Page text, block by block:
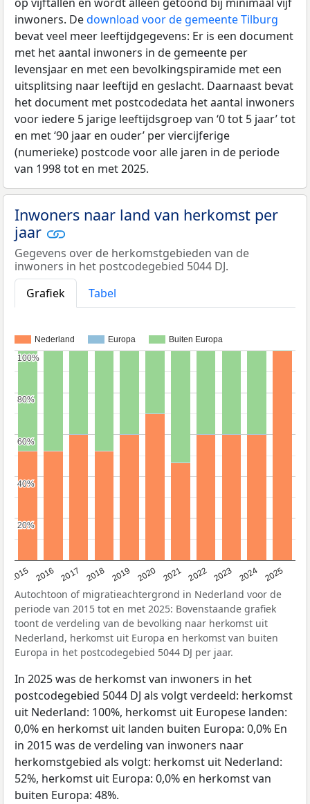
inwoners. Dedownload voor de gemeente Tilburg
bevat veel meer leeftijdgegevens: Er is een document
met het aantal inwoners in de gemeente per
levensjaar en met een bevolkingspiramide met een
uitsplitsing naar leeftijd en geslacht. Daarnaast bevat
het document met postcodedata het aantal inwoners
voor iedere 5 jarige leeftijdsgroep van ‘0 tot 5 jaar’ tot
en met ‘90 jaar en ouder’ per viercijferige
(numerieke) postcode voor alle jaren in de periode
van 1998 tot en met 2025.
Inwoners naar land van herkomst per
jaar
Gegevens over de herkomstgebieden van de
inwoners in het postcodegebied 5044 DJ.
Grafiek
Tabel
Nederland Europa Buiten Europa
2015 2016 2017 2018 2019 2020 2021 2022 2023 2024 2025
20%
20%
40%
40%
60%
60%
80%
80%
100%
100%
Autochtoon of migratieachtergrond in Nederland voor de
periode van 2015 tot en met 2025: Bovenstaande grafiek
toont de verdeling van de bevolking naar herkomst uit
Nederland, herkomst uit Europa en herkomst van buiten
Europa in het postcodegebied 5044 DJ per jaar.
In 2025 was de herkomst van inwoners in het
postcodegebied 5044 DJ als volgt verdeeld: herkomst
uit Nederland: 100%, herkomst uit Europese landen:
0,0% en herkomst uit landen buiten Europa: 0,0% En
in 2015 was de verdeling van inwoners naar
herkomstgebied als volgt: herkomst uit Nederland:
52%, herkomst uit Europa: 0,0% en herkomst van
buiten Europa: 48%.